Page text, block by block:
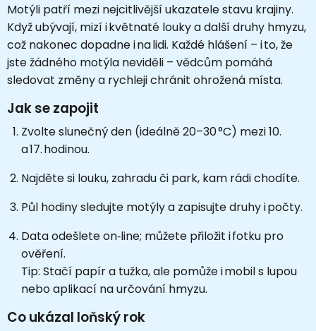
Motýli patří mezi nejcitlivější ukazatele stavu krajiny.
Když ubývají, mizí i květnaté louky a další druhy hmyzu,
což nakonec dopadne i na lidi. Každé hlášení – i to, že
jste žádného motýla neviděli – vědcům pomáhá
sledovat změny a rychleji chránit ohrožená místa.
Jak se zapojit
Zvolte slunečný den (ideálně 20–30 °C) mezi 10.
a 17. hodinou.
Najděte si louku, zahradu či park, kam rádi chodíte.
Půl hodiny sledujte motýly a zapisujte druhy i počty.
Data odešlete on‑line; můžete přiložit i fotku pro
ověření.
Tip: Stačí papír a tužka, ale pomůže i mobil s lupou
nebo aplikací na určování hmyzu.
Co ukázal loňský rok